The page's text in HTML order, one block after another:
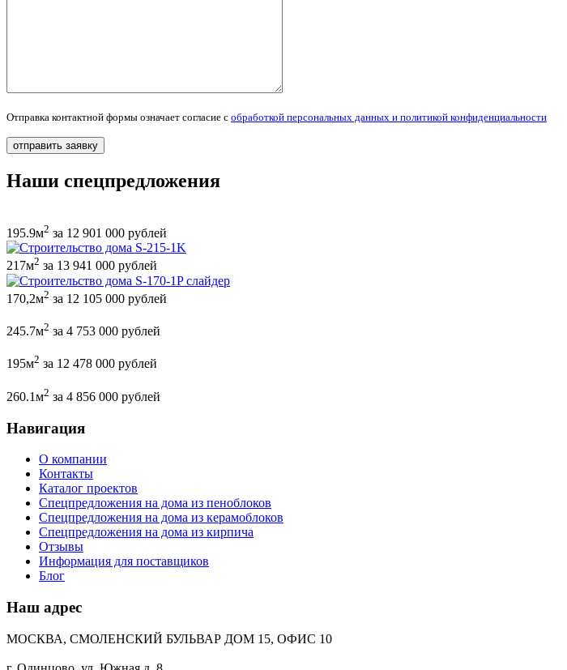
Отправка контактной формы означает согласие с обработкой персональных данных и политикой конфиденциальности
Наши спецпредложения
195.9м2 за 12 901 000 рублей
217м2 за 13 941 000 рублей
170,2м2 за 12 105 000 рублей
245.7м2 за 4 753 000 рублей
195м2 за 12 478 000 рублей
260.1м2 за 4 856 000 рублей
Навигация
О компании
Контакты
Каталог проектов
Спецпредложения на дома из пеноблоков
Спецпредложения на дома из керамоблоков
Спецпредложения на дома из кирпича
Отзывы
Информация для поставщиков
Блог
Наш адрес
МОСКВА, СМОЛЕНСКИЙ БУЛЬВАР ДОМ 15, ОФИС 10